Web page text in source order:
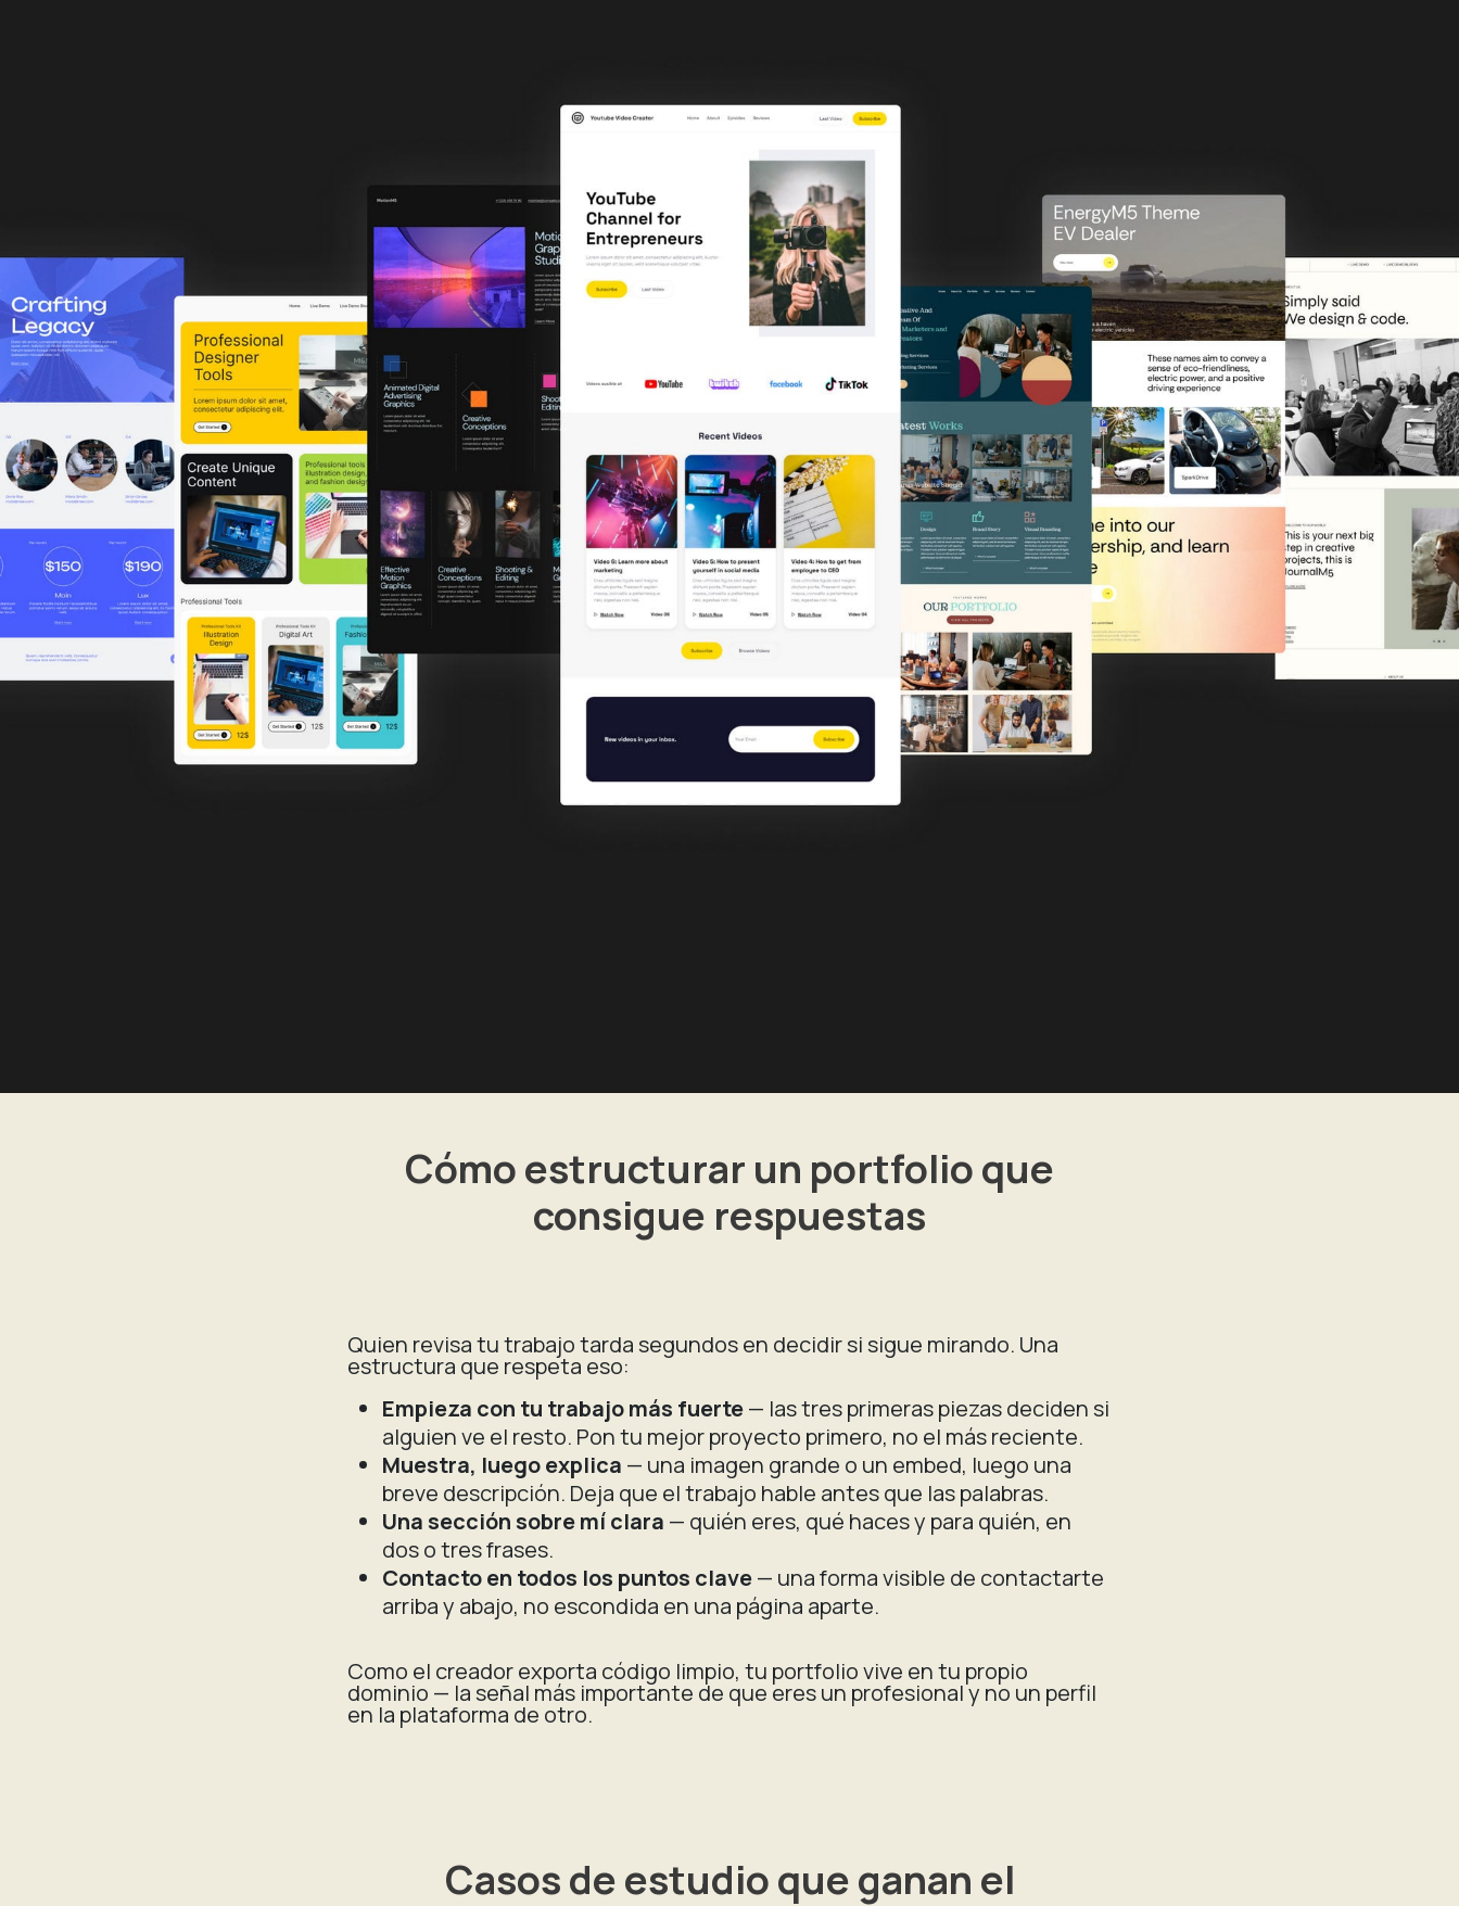
Cómo estructurar un portfolio que
consigue respuestas
Quien revisa tu trabajo tarda segundos en decidir si sigue mirando. Una
estructura que respeta eso:
Empieza con tu trabajo más fuerte— las tres primeras piezas deciden si
alguien ve el resto. Pon tu mejor proyecto primero, no el más reciente.
Muestra, luego explica — una imagen grande o un embed, luego una
breve descripción. Deja que el trabajo hable antes que las palabras.
Una sección sobre mí clara — quién eres, qué haces y para quién, en
dos o tres frases.
Contacto en todos los puntos clave— una forma visible de contactarte
arriba y abajo, no escondida en una página aparte.
Como el creador exporta código limpio, tu portfolio vive en tu propio
dominio — la señal más importante de que eres un profesional y no un perfil
en la plataforma de otro.
Casos de estudio que ganan el